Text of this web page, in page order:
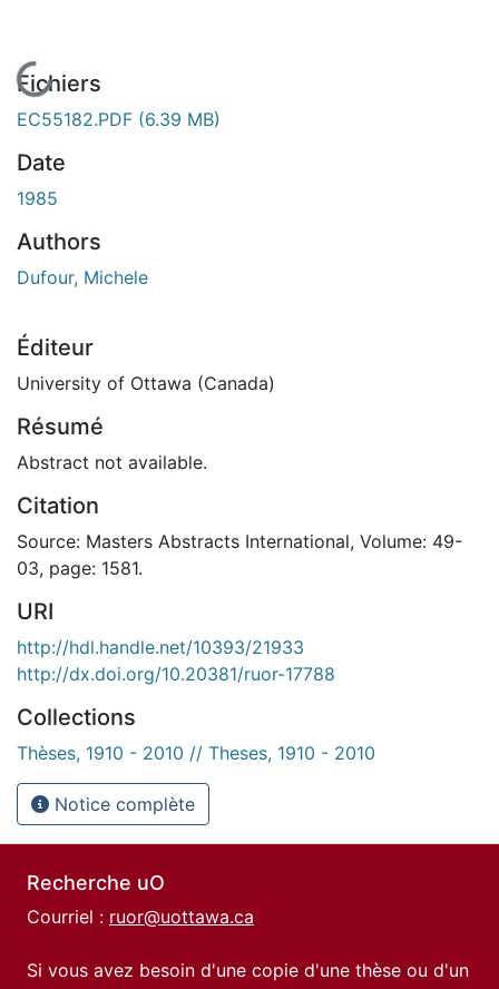
En cours de chargement...
Fichiers
EC55182.PDF (6.39 MB)
Date
1985
Authors
Dufour, Michele
Éditeur
University of Ottawa (Canada)
Résumé
Abstract not available.
Citation
Source: Masters Abstracts International, Volume: 49-
03, page: 1581.
URI
http://hdl.handle.net/10393/21933
http://dx.doi.org/10.20381/ruor-17788
Collections
Thèses, 1910 - 2010 // Theses, 1910 - 2010
Notice complète
Recherche uO
Courriel : ruor@uottawa.ca
Si vous avez besoin d'une copie d'une thèse ou d'un